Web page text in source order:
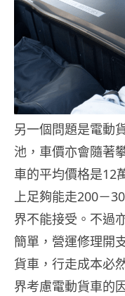
另一個問題是電動
池，車價亦會隨著
車的平均價格是12
上足夠能走200－
界不能接受。不過
簡單，營運修理開
貨車，行走成本必
界考慮電動貨車的